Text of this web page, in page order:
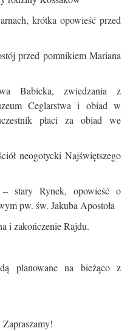
krótka opowieść przed
przed pomnikiem Mariana
Babicka, zwiedzania z
Ceglarstwa i obiad w
płaci za obiad we
neogotycki Najświętszego
stary Rynek, opowieść o
pw. św. Jakuba Apostoła
i zakończenie Rajdu.
planowane na bieżąco z
Zapraszamy!